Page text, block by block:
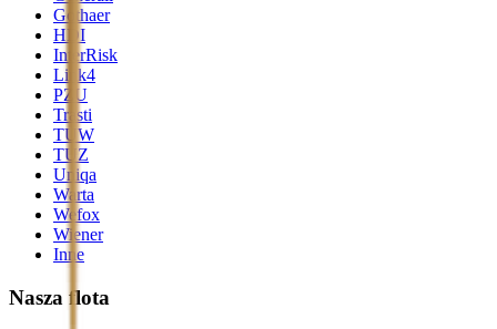
Gothaer
HDI
InterRisk
Link4
PZU
Trasti
TUW
TUZ
Uniqa
Warta
Wefox
Wiener
Inne
Nasza flota